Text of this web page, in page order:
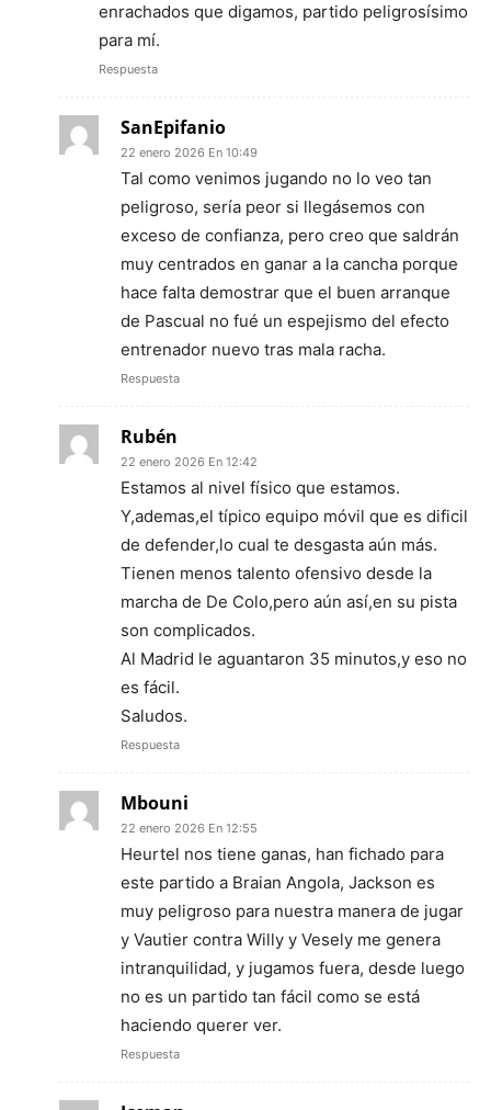
enrachados que digamos, partido peligrosísimo
para mí.
Respuesta
SanEpifanio
22 enero 2026 En 10:49
Tal como venimos jugando no lo veo tan
peligroso, sería peor si llegásemos con
exceso de confianza, pero creo que saldrán
muy centrados en ganar a la cancha porque
hace falta demostrar que el buen arranque
de Pascual no fué un espejismo del efecto
entrenador nuevo tras mala racha.
Respuesta
Rubén
22 enero 2026 En 12:42
Estamos al nivel físico que estamos.
Y,ademas,el típico equipo móvil que es dificil
de defender,lo cual te desgasta aún más.
Tienen menos talento ofensivo desde la
marcha de De Colo,pero aún así,en su pista
son complicados.
Al Madrid le aguantaron 35 minutos,y eso no
es fácil.
Saludos.
Respuesta
Mbouni
22 enero 2026 En 12:55
Heurtel nos tiene ganas, han fichado para
este partido a Braian Angola, Jackson es
muy peligroso para nuestra manera de jugar
y Vautier contra Willy y Vesely me genera
intranquilidad, y jugamos fuera, desde luego
no es un partido tan fácil como se está
haciendo querer ver.
Respuesta